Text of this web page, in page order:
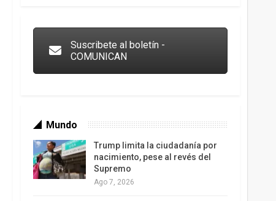
Suscribete al boletín -
COMUNICAN
Mundo
Trump limita la ciudadanía por
nacimiento, pese al revés del
Supremo
Ago 7, 2026